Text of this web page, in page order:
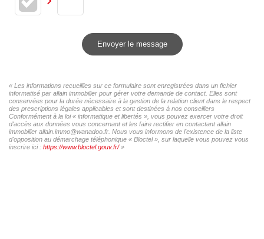
Envoyer le message
« Les informations recueillies sur ce formulaire sont enregistrées dans un fichier
informatisé par allain immobilier pour gérer votre demande de contact. Elles sont
conservées pour la durée nécessaire à la gestion de la relation client dans le respect
des prescriptions légales applicables et sont destinées à nos conseillers
Conformément à la loi « informatique et libertés », vous pouvez exercer votre droit
d'accès aux données vous concernant et les faire rectifier en contactant allain
immobilier allain.immo@wanadoo.fr. Nous vous informons de l'existence de la liste
d'opposition au démarchage téléphonique « Bloctel », sur laquelle vous pouvez vous
inscrire ici : https://www.bloctel.gouv.fr/»